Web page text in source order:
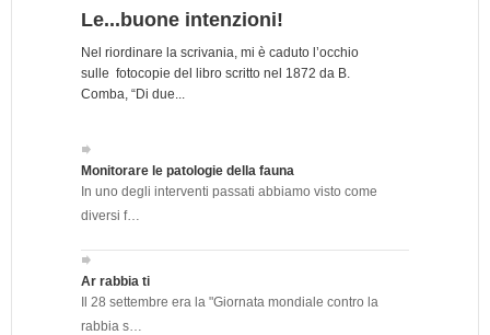
Le...buone intenzioni!
Nel riordinare la scrivania, mi è caduto l’occhio
sulle fotocopie del libro scritto nel 1872 da B.
Comba, “Di due...
Monitorare le patologie della fauna
In uno degli interventi passati abbiamo visto come
diversi f…
Ar rabbia ti
Il 28 settembre era la "Giornata mondiale contro la
rabbia s…